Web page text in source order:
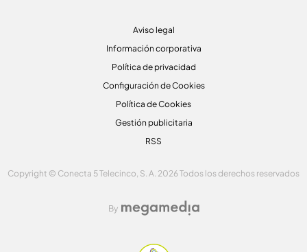
Aviso legal
Información corporativa
Política de privacidad
Configuración de Cookies
Política de Cookies
Gestión publicitaria
RSS
Copyright © Conecta 5 Telecinco, S. A. 2026 Todos los derechos reservados
By